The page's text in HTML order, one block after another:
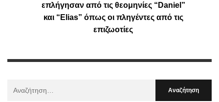
επλήγησαν από τις θεομηνίες “Daniel”
και “Elias” όπως οι πληγέντες από τις
επιζωοτίες